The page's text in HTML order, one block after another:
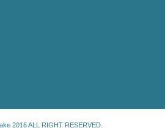
2016 ALL RIGHT RESERVED.